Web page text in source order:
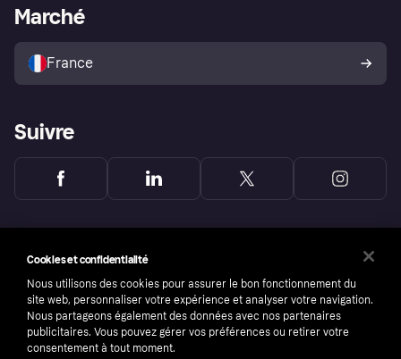
Explorez les magasins
Politique de protection de
l’acheteur Klarna
Portail Marchand
Marché
France
Suivre
Cookies et confidentialité
Nous utilisons des cookies pour assurer le bon fonctionnement du
site web, personnaliser votre expérience et analyser votre navigation.
Nous partageons également des données avec nos partenaires
publicitaires. Vous pouvez gérer vos préférences ou retirer votre
consentement à tout moment.